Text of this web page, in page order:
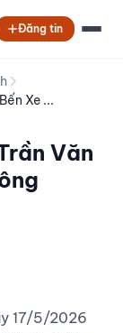
Đăng tin
Xe ...
Văn